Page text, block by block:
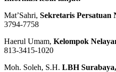
Mat’Sahri, Sekretaris Persatuan
3794-7758
Haerul Umam, Kelompok
813-3415-1020
Moh. Soleh, S.H. LBH Surabaya,